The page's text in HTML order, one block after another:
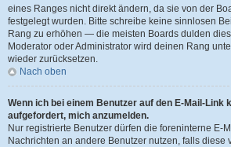
eines Ranges nicht direkt ändern, da sie von der
festgelegt wurden. Bitte schreibe keine sinnlosen
Rang zu erhöhen — die meisten Boards dulden
Moderator oder Administrator wird deinen Rang
wieder zurücksetzen.
Nach oben
Wenn ich bei einem Benutzer auf den E-Mail-Link
aufgefordert, mich anzumelden.
Nur registrierte Benutzer dürfen die foreninterne E-
Nachrichten an andere Benutzer nutzen, falls diese